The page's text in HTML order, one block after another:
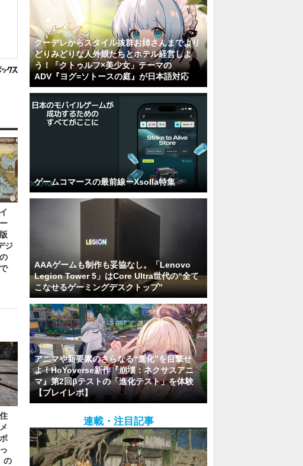
ジ
の
クーデレからスタイル抜群お姉さんまでより
どりみどりな人外娘たちとホテル経営しよ
う！「クトゥルフ×美少女」テーマの
ADV『ヨグ=ソトースの庭』が日本語対応
ゲームコマースの最前線ーXsolla特集
AAAゲームも制作も妥協なし。「Lenovo
Legion Tower 5」はCore Ultra世代の“全て
こなせるゲーミングデスクトップ”
アニマや新要素のさらなる“進化”を目撃せ
よ！HoYoverse新作『崩壊：ネクサスアニ
マ』第2回βテストの「進化テスト」を体験
【プレイレポ】
連載・注目記事